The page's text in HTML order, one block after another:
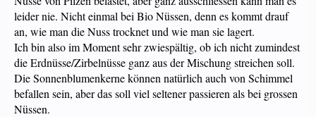
leider nie. Nicht einmal bei Bio Nüssen, denn es kommt drauf
an, wie man die Nuss trocknet und wie man sie lagert.
Ich bin also im Moment sehr zwiespältig, ob ich nicht zumindest
die Erdnüsse/Zirbelnüsse ganz aus der Mischung streichen soll.
Die Sonnenblumenkerne können natürlich auch von Schimmel
befallen sein, aber das soll viel seltener passieren als bei grossen
Nüssen.